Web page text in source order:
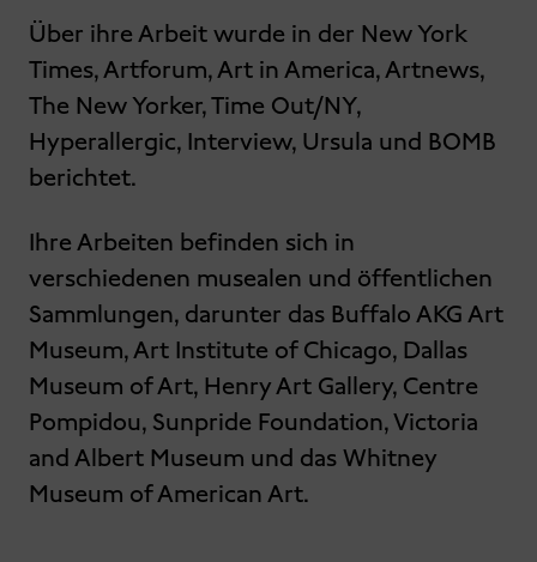
Über ihre Arbeit wurde in der New York
Times, Artforum, Art in America, Artnews,
The New Yorker, Time Out/NY,
Hyperallergic, Interview, Ursula und BOMB
berichtet.
Ihre Arbeiten befinden sich in
verschiedenen musealen und öffentlichen
Sammlungen, darunter das Buffalo AKG Art
Museum, Art Institute of Chicago, Dallas
Museum of Art, Henry Art Gallery, Centre
Pompidou, Sunpride Foundation, Victoria
and Albert Museum und das Whitney
Museum of American Art.